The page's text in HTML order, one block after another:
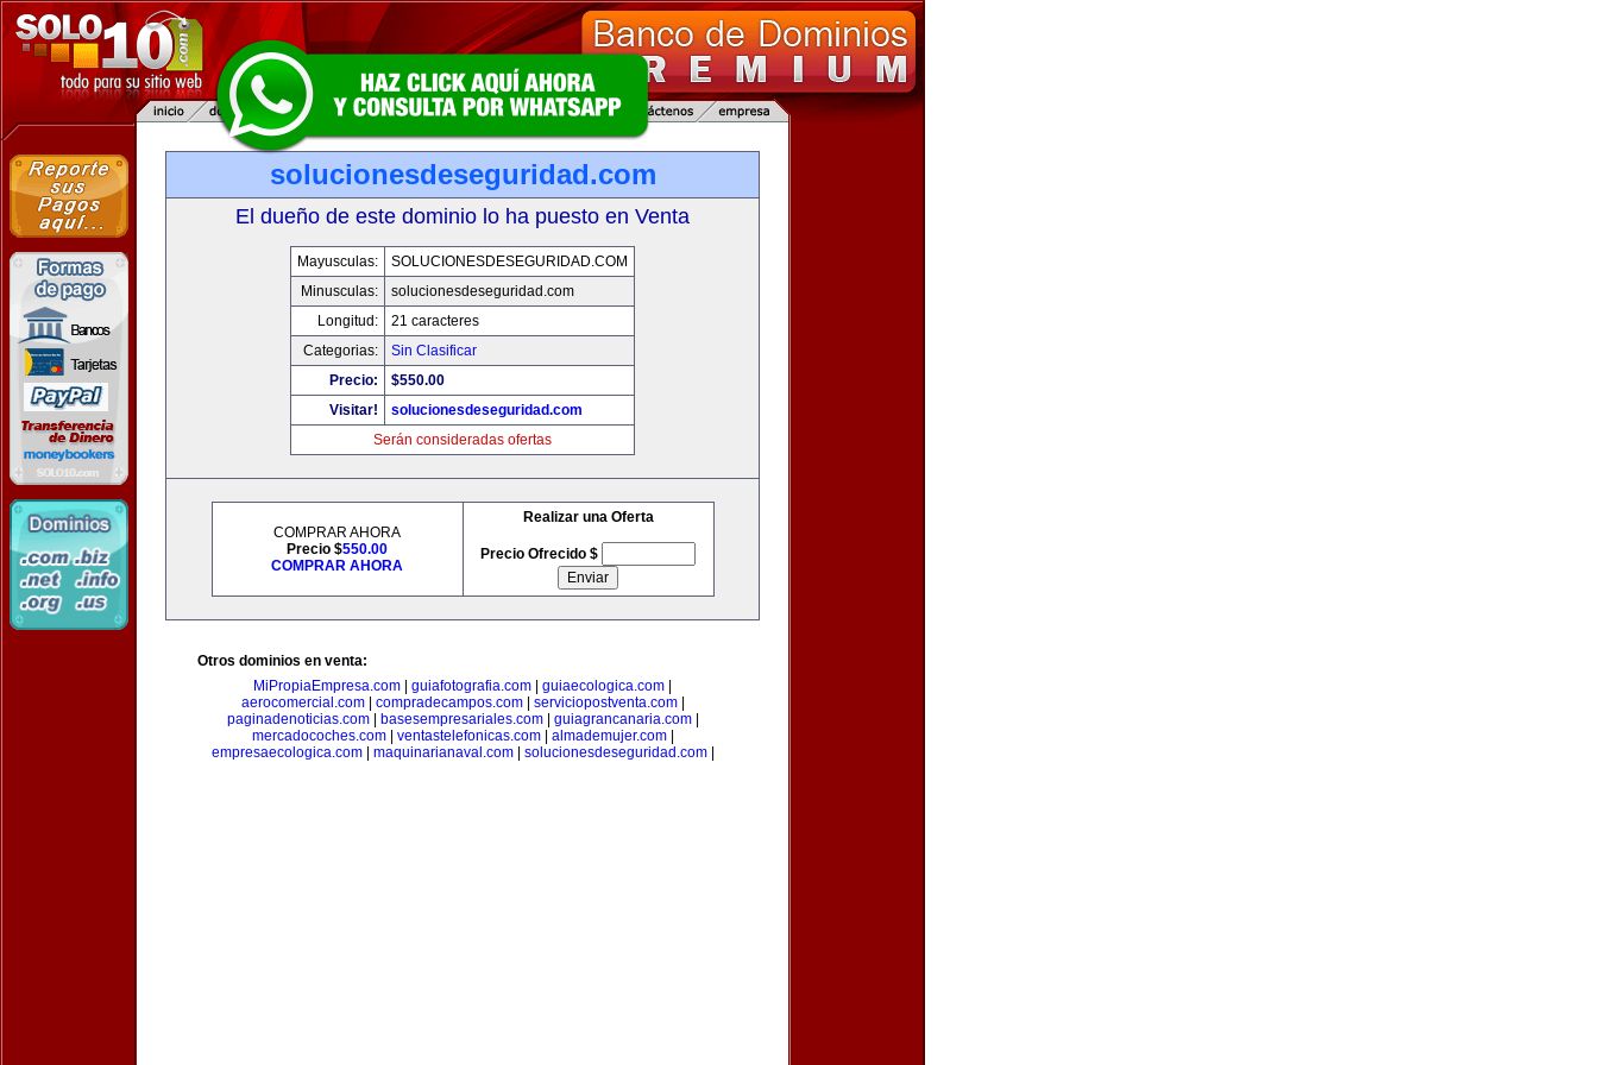
solucionesdeseguridad.com
El dueño de este dominio lo ha puesto en Venta
Mayusculas:
SOLUCIONESDESEGURIDAD.COM
Minusculas:
solucionesdeseguridad.com
Longitud:
21 caracteres
Categorias:
Sin Clasificar
Precio:
$550.00
Visitar!
solucionesdeseguridad.com
Serán consideradas ofertas
COMPRAR AHORA
Precio $550.00
COMPRAR AHORA
Realizar una Oferta
Precio Ofrecido $
Otros dominios en venta:
MiPropiaEmpresa.com
guiafotografia.com guiaecologica.com
aerocomercial.com| compradecampos.com| serviciopostventa.com|
paginadenoticias.com| basesempresariales.com| guiagrancanaria.com|
mercadocoches.com| ventastelefonicas.com| almademujer.com|
empresaecologica.com| maquinarianaval.com| solucionesdeseguridad.com|